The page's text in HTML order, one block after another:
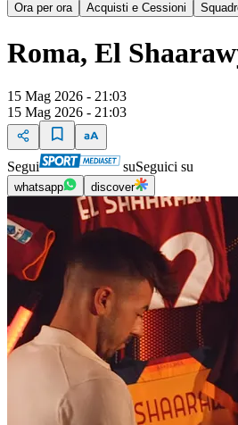
Ora per ora Acquisti e Cessioni
Roma, El
15 Mag 2026 - 21:03
15 Mag 2026 - 21:03
Segui suSeguici su
whatsapp discover